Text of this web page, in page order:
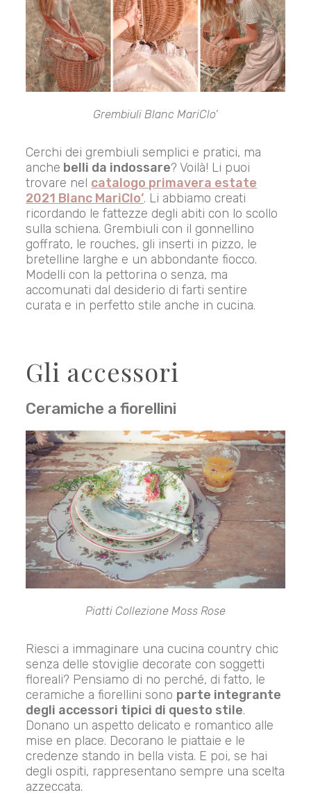
Grembiuli Blanc MariClo’
Cerchi dei grembiuli semplici e pratici, ma
anche belli da indossare? Voilà! Li puoi
trovare nel catalogo primavera estate
2021 Blanc MariClo’. Li abbiamo creati
ricordando le fattezze degli abiti con lo scollo
sulla schiena. Grembiuli con il gonnellino
goffrato, le rouches, gli inserti in pizzo, le
bretelline larghe e un abbondante fiocco.
Modelli con la pettorina o senza, ma
accomunati dal desiderio di farti sentire
curata e in perfetto stile anche in cucina.
Gli accessori
Ceramiche a fiorellini
Piatti Collezione Moss Rose
Riesci a immaginare una cucina country chic
senza delle stoviglie decorate con soggetti
floreali? Pensiamo di no perché, di fatto, le
ceramiche a fiorellini sono parte integrante
degli accessori tipici di questo stile.
Donano un aspetto delicato e romantico alle
mise en place. Decorano le piattaie e le
credenze stando in bella vista. E poi, se hai
degli ospiti, rappresentano sempre una scelta
azzeccata.